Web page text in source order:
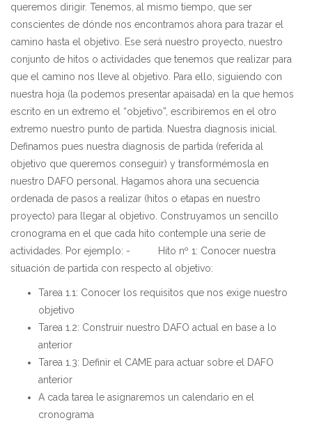
queremos dirigir. Tenemos, al mismo tiempo, que ser
conscientes de dónde nos encontramos ahora para trazar el
camino hasta el objetivo. Ese será nuestro proyecto, nuestro
conjunto de hitos o actividades que tenemos que realizar para
que el camino nos lleve al objetivo. Para ello, siguiendo con
nuestra hoja (la podemos presentar apaisada) en la que hemos
escrito en un extremo el “objetivo”, escribiremos en el otro
extremo nuestro punto de partida. Nuestra diagnosis inicial.
Definamos pues nuestra diagnosis de partida (referida al
objetivo que queremos conseguir) y transformémosla en
nuestro DAFO personal. Hagamos ahora una secuencia
ordenada de pasos a realizar (hitos o etapas en nuestro
proyecto) para llegar al objetivo. Construyamos un sencillo
cronograma en el que cada hito contemple una serie de
actividades. Por ejemplo: - Hito nº 1: Conocer nuestra
situación de partida con respecto al objetivo:
Tarea 1.1: Conocer los requisitos que nos exige nuestro
objetivo
Tarea 1.2: Construir nuestro DAFO actual en base a lo
anterior
Tarea 1.3: Definir el CAME para actuar sobre el DAFO
anterior
A cada tarea le asignaremos un calendario en el
cronograma